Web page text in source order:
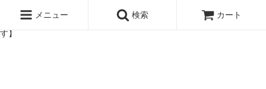
ッタのオンラインストア【アラビア,クイストゴーなどの北欧ヴィンテ
ージ食器,雅峰窯やソルテグラスジュエリーなどの作家の作品が並びま
す】
メニュー 検索 カート